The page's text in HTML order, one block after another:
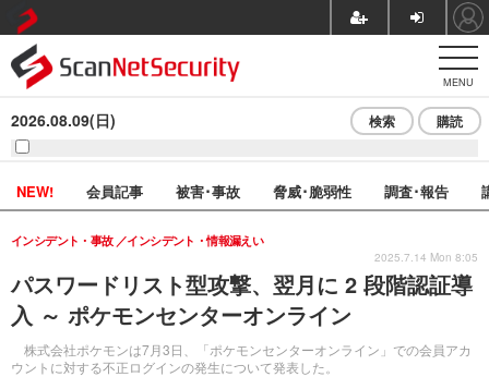
MENU
2026.08.09(日) 検索 購読
NEW! 会員記事 被害･事故 脅威･脆弱性 調査･報告
パスワードリスト型攻撃、翌月に 2 段階認証導
入 ～ ポケモンセンターオンライン
株式会社ポケモンは7月3日、「ポケモンセンターオンライン」での会員アカ
ウントに対する不正ログインの発生について発表した。
インシデント・事故 インシデント・情報漏えい
2025.7.14 Mon 8:05